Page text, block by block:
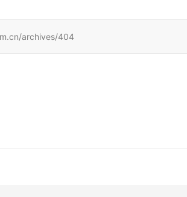
archives/404